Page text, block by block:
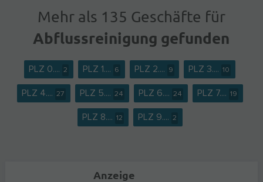
Mehr als 135 Geschäfte für
Abflussreinigung gefunden
PLZ 0.... 2 PLZ 1.... 6 PLZ 2.... 9 PLZ 3.... 10
PLZ 4.... 27 PLZ 5.... 24 PLZ 6.... 24 PLZ 7.... 19
PLZ 8.... 12 PLZ 9.... 2
Anzeige